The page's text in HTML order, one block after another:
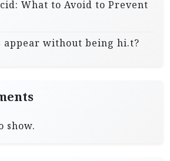
What to Avoid to Prevent
appear without being hi.t?
show.